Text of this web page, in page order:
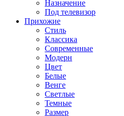
Назначение
Под телевизор
Прихожие
Стиль
Классика
Современные
Модерн
Цвет
Белые
Венге
Светлые
Темные
Размер